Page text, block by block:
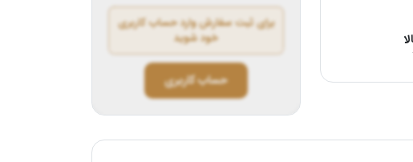
برای ثبت سفارش وارد حساب کاربری
خود شوید
حساب کاربری